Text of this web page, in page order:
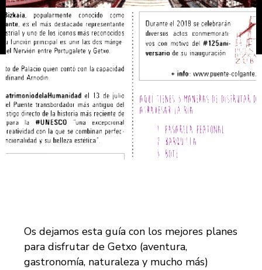
Os dejamos esta guía con los mejores planes
para disfrutar de Getxo (aventura,
gastronomía, naturaleza y mucho más)